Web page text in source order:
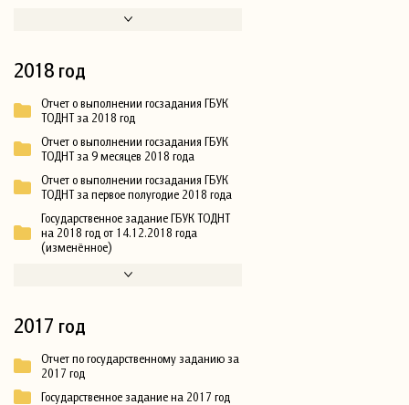
2018 год
Отчет о выполнении госзадания ГБУК
ТОДНТ за 2018 год
Отчет о выполнении госзадания ГБУК
ТОДНТ за 9 месяцев 2018 года
Отчет о выполнении госзадания ГБУК
ТОДНТ за первое полугодие 2018 года
Государственное задание ГБУК ТОДНТ
на 2018 год от 14.12.2018 года
(изменённое)
2017 год
Отчет по государственному заданию за
2017 год
Государственное задание на 2017 год